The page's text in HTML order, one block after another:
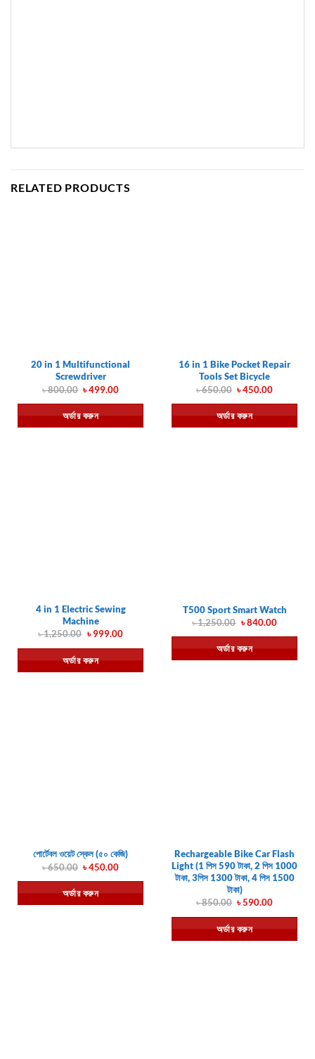
RELATED PRODUCTS
20 in 1 Multifunctional
Screwdriver
৳800.00 Original
was:
৳ 800.00.
৳499.00Current
is:
৳ 499.00.
অর্ডার করুন
16 in 1 Bike Pocket Repair
Tools Set Bicycle
৳650.00 Original
was:
৳ 650.00.
৳450.00Current
is:
৳ 450.00.
অর্ডার করুন
4 in 1 Electric Sewing
Machine
৳1,250.00 Original
was:
৳ 1,250.00.
৳999.00Current
is:
৳ 999.00.
অর্ডার করুন
T500 Sport Smart Watch
৳1,250.00 Original
was:
৳ 1,250.00.
৳840.00Current
is:
৳ 840.00.
অর্ডার করুন
পোর্টেবল ওয়েট স্কেল (৫০ কেজি)
৳650.00 Original
was:
৳ 650.00.
৳450.00Current
is:
৳ 450.00.
অর্ডার করুন
Rechargeable Bike Car Flash
Light (1 পিস 590 টাকা, 2 পিস 1000
টাকা, 3পিস 1300 টাকা, 4 পিস 1500
টাকা)
৳850.00 Original
was:
৳ 850.00.
৳590.00Current
is:
৳ 590.00.
অর্ডার করুন